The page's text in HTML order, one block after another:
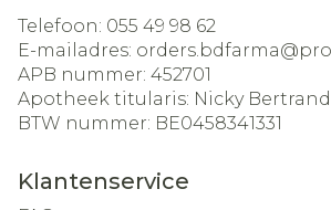
Telefoon: 055 49 98 62
E-mailadres: orders.bdfarma@
APB nummer: 452701
Apotheek titularis: Nicky Bertrand
BTW nummer: BE0458341331
Klantenservice